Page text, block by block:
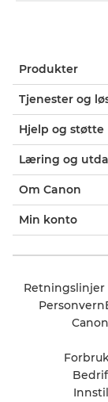
Produkter
Tjenester og
Hjelp og støtte
Læring og
Om Canon
Min konto
Retningslinjer
Personvern